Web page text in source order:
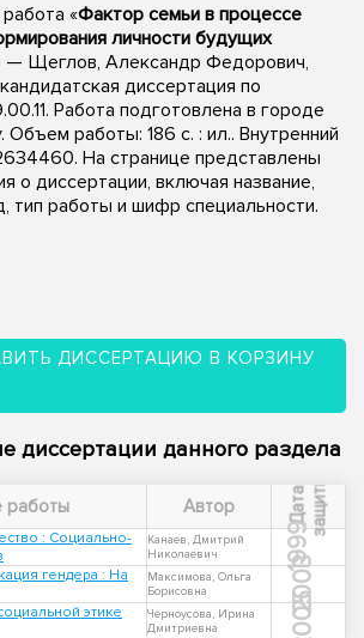
«Фактор семьи в процессе
личности будущих
— Щеглов, Александр Федорович,
диссертация по
Работа подготовлена в городе
работы: 186 с. : ил.. Внутренний
На странице представлены
о диссертации, включая название,
тип работы и шифр специальности.
ДИССЕРТАЦИЮ В КОРЗИНУ
диссертации данного раздела
работы Автор Д
а
т
а
з
а
щ
и
ты
: Социально-
Канаев, Дмитрий
Николаевич
1999
гендера : На
Максимова, Ольга
Борисовна
2003
этике
Черноусова, Ирина
Дмитриевна
2005